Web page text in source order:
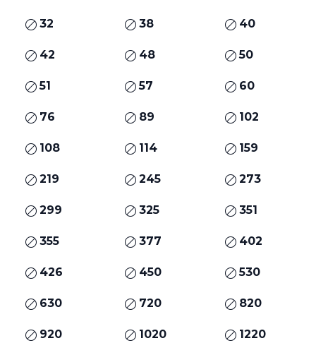
32 38 40
42 48 50
51 57 60
76 89 102
108 114 159
219 245 273
299 325 351
355 377 402
426 450 530
630 720 820
920 1020 1220